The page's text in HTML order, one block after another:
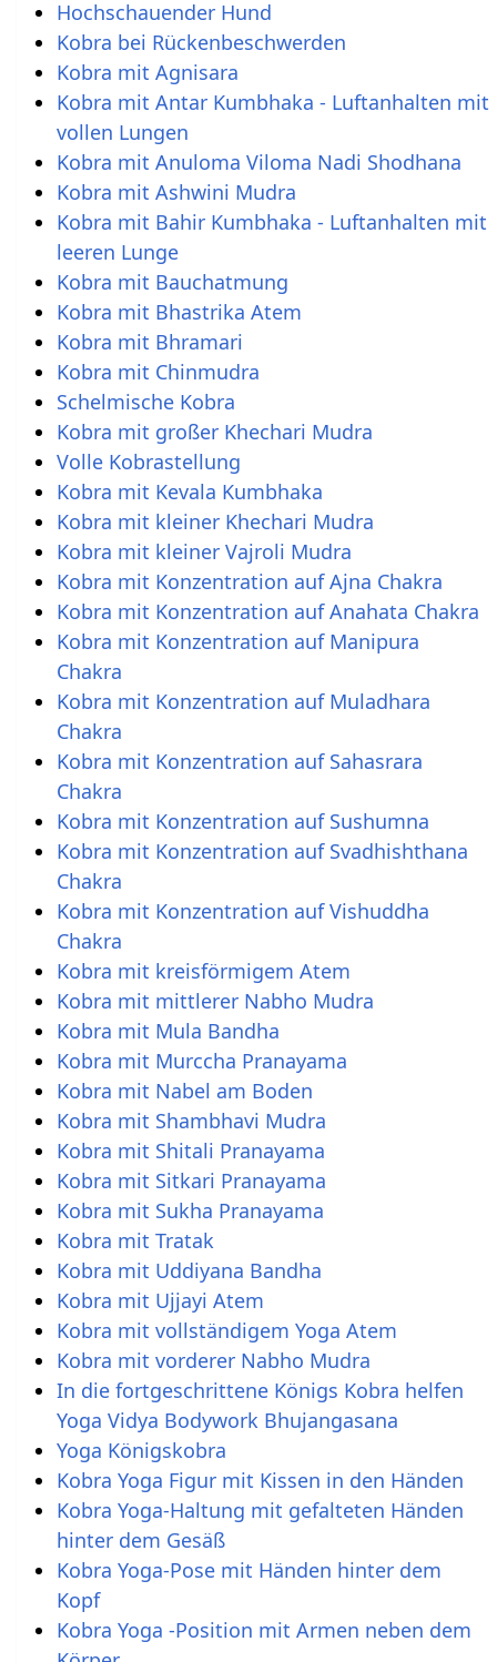
Hochschauender Hund
Kobra bei Rückenbeschwerden
Kobra mit Agnisara
Kobra mit Antar Kumbhaka - Luftanhalten mit
vollen Lungen
Kobra mit Anuloma Viloma Nadi Shodhana
Kobra mit Ashwini Mudra
Kobra mit Bahir Kumbhaka - Luftanhalten mit
leeren Lunge
Kobra mit Bauchatmung
Kobra mit Bhastrika Atem
Kobra mit Bhramari
Kobra mit Chinmudra
Schelmische Kobra
Kobra mit großer Khechari Mudra
Volle Kobrastellung
Kobra mit Kevala Kumbhaka
Kobra mit kleiner Khechari Mudra
Kobra mit kleiner Vajroli Mudra
Kobra mit Konzentration auf Ajna Chakra
Kobra mit Konzentration auf Anahata Chakra
Kobra mit Konzentration auf Manipura
Chakra
Kobra mit Konzentration auf Muladhara
Chakra
Kobra mit Konzentration auf Sahasrara
Chakra
Kobra mit Konzentration auf Sushumna
Kobra mit Konzentration auf Svadhishthana
Chakra
Kobra mit Konzentration auf Vishuddha
Chakra
Kobra mit kreisförmigem Atem
Kobra mit mittlerer Nabho Mudra
Kobra mit Mula Bandha
Kobra mit Murccha Pranayama
Kobra mit Nabel am Boden
Kobra mit Shambhavi Mudra
Kobra mit Shitali Pranayama
Kobra mit Sitkari Pranayama
Kobra mit Sukha Pranayama
Kobra mit Tratak
Kobra mit Uddiyana Bandha
Kobra mit Ujjayi Atem
Kobra mit vollständigem Yoga Atem
Kobra mit vorderer Nabho Mudra
In die fortgeschrittene Königs Kobra helfen
Yoga Vidya Bodywork Bhujangasana
Yoga Königskobra
Kobra Yoga Figur mit Kissen in den Händen
Kobra Yoga-Haltung mit gefalteten Händen
hinter dem Gesäß
Kobra Yoga-Pose mit Händen hinter dem
Kopf
Kobra Yoga -Position mit Armen neben dem